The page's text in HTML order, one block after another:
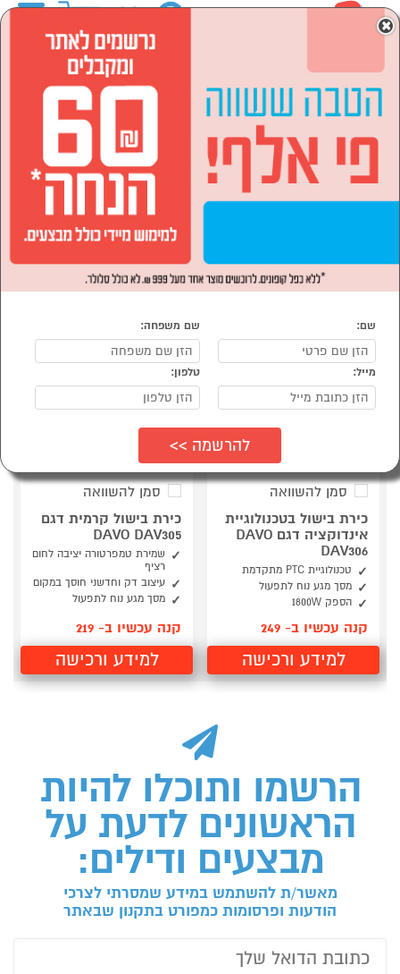
תנורים, כיריים וקולטים
כיריים
הסתר רשימת קטגוריות
כיריים חשמל / קרמי (2)
כיריים DAVO
סמן להשוואה
כירת בישול בטכנולוגיית
אינדוקציה דגם DAVO
DAV306
טכנולוגיית PTC מתקדמת
מסך מגע נוח לתפעול
הספק 1800W
קנה עכשיו ב- 249
למידע ורכישה
סמן להשוואה
כירת בישול קרמית דגם
DAVO DAV305
שמירת טמפרטורה יציבה לחום
רציף
עיצוב דק וחדשני חוסך במקום
מסך מגע נוח לתפעול
קנה עכשיו ב- 219
למידע ורכישה
הרשמו ותוכלו להיות
הראשונים לדעת על
מבצעים ודילים:
מאשר/ת להשתמש במידע שמסרתי לצרכי
הודעות ופרסומות כמפורט בתקנון שבאתר
×
שם: שם משפחה:
מייל: טלפון: